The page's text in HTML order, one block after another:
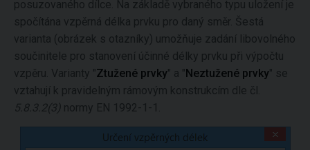
posuzovaného dílce. Na základě vybraného typu uložení je
spočítána vzpěrná délka prvku pro daný směr. Šestá
varianta (obrázek s otazníky) umožňuje zadání libovolného
součinitele pro stanovení účinné délky prvku při výpočtu
vzpěru. Varianty "Ztužené prvky" a "Neztužené prvky" se
vztahují k pravidelným rámovým konstrukcím dle čl.
5.8.3.2(3) normy EN 1992-1-1.